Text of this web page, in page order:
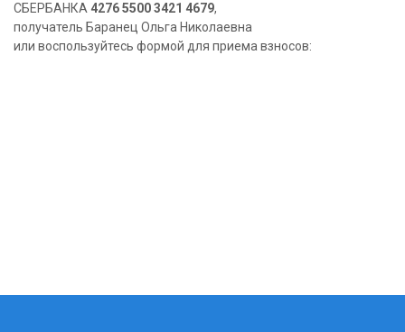
СБЕРБАНКА 4276 5500 3421 4679,
получатель Баранец Ольга Николаевна
или воспользуйтесь формой для приема взносов: